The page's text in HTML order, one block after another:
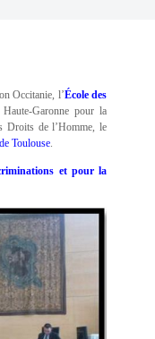
Occitanie, l’École des
Garonne pour la
Droits de l’Homme, le
Toulouse.
et pour la